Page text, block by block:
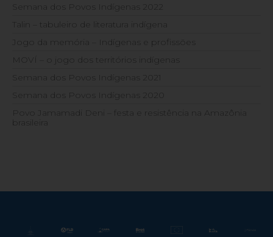
Semana dos Povos Indígenas 2022
Talin – tabuleiro de literatura indígena
Jogo da memória – Indígenas e profissões
MOVÍ – o jogo dos territórios indígenas
Semana dos Povos Indígenas 2021
Semana dos Povos Indígenas 2020
Povo Jamamadi Deni – festa e resistência na Amazônia
brasileira